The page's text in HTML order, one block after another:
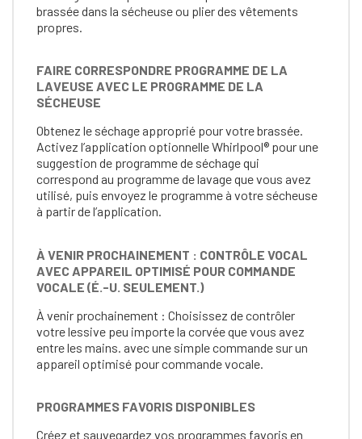
brassée dans la sécheuse ou plier des vêtements
propres.
FAIRE CORRESPONDRE PROGRAMME DE LA
LAVEUSE AVEC LE PROGRAMME DE LA
SÉCHEUSE
Obtenez le séchage approprié pour votre brassée.
Activez l’application optionnelle Whirlpool® pour une
suggestion de programme de séchage qui
correspond au programme de lavage que vous avez
utilisé, puis envoyez le programme à votre sécheuse
à partir de l’application.
À VENIR PROCHAINEMENT : CONTRÔLE VOCAL
AVEC APPAREIL OPTIMISÉ POUR COMMANDE
VOCALE (É.-U. SEULEMENT.)
À venir prochainement : Choisissez de contrôler
votre lessive peu importe la corvée que vous avez
entre les mains. avec une simple commande sur un
appareil optimisé pour commande vocale.
PROGRAMMES FAVORIS DISPONIBLES
Créez et sauvegardez vos programmes favoris en